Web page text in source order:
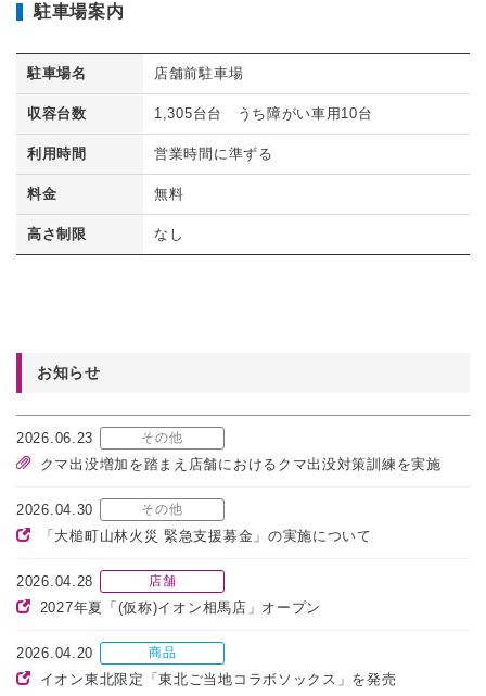
駐車場案内
駐車場名 店舗前駐車場
収容台数 1,305台台 うち障がい車用10台
利用時間 営業時間に準ずる
料金 無料
高さ制限 なし
お知らせ
2026.06.23 その他
クマ出没増加を踏まえ店舗におけるクマ出没対策訓練を実施
2026.04.30 その他
「大槌町山林火災 緊急支援募金」の実施について
2026.04.28 店舗
2027年夏「(仮称)イオン相馬店」オープン
2026.04.20 商品
イオン東北限定「東北ご当地コラボソックス」を発売